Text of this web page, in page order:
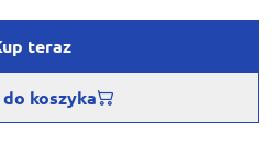
teraz
koszyka